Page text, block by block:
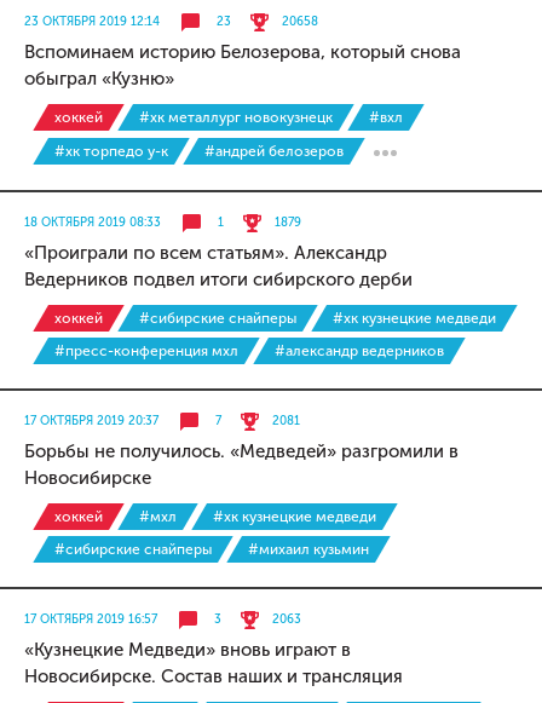
23 ОКТЯБРЯ 2019 12:14 23 20658
Вспоминаем историю Белозерова, который снова
обыграл «Кузню»
хоккей #хк металлург новокузнецк
#вхл
#хк торпедо у-к
#андрей белозеров
18 ОКТЯБРЯ 2019 08:33 1 1879
«Проиграли по всем статьям». Александр
Ведерников подвел итоги сибирского дерби
хоккей #сибирские снайперы
#хк кузнецкие медведи
#пресс-конференция мхл
#александр ведерников
17 ОКТЯБРЯ 2019 20:37 7 2081
Борьбы не получилось. «Медведей» разгромили в
Новосибирске
хоккей #мхл
#хк кузнецкие медведи
#сибирские снайперы
#михаил кузьмин
17 ОКТЯБРЯ 2019 16:57 3 2063
«Кузнецкие Медведи» вновь играют в
Новосибирске. Состав наших и трансляция